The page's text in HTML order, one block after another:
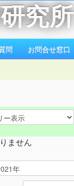
究所
問 お問合せ窓口
ません